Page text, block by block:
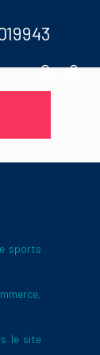
sports
le site